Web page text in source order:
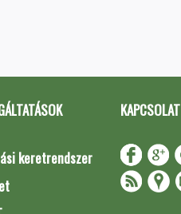
keretrendszer
KAPCSOLAT